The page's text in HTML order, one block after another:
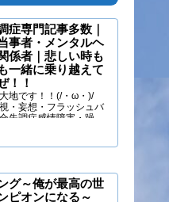
症専門記事多数｜
事者・メンタルヘ
係者｜悲しい時も
一緒に乗り越えて
！！
地です！！(/・ω・)/
・妄想・フラッシュバ
失調症感情障害・躁う
グ～俺が最高の世
ピオンになる～